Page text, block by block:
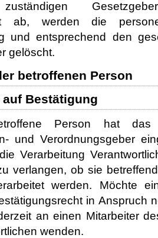
ab, werden die
und entsprechend den
gelöscht.
betroffenen Person
auf Bestätigung
Person hat das
und Verordnungsgeber
Verarbeitung
verlangen, ob sie
werden. Möchte
in Anspruch
an einen Mitarbeiter
wenden.